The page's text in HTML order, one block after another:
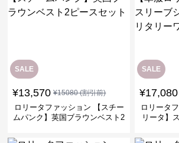
SALE
¥13,570 ¥15080(割引前)
ロリータファッション 【スチー
ムパンク】英国ブラウンベスト2
SALE
¥17,080
ロリータ
リータ】